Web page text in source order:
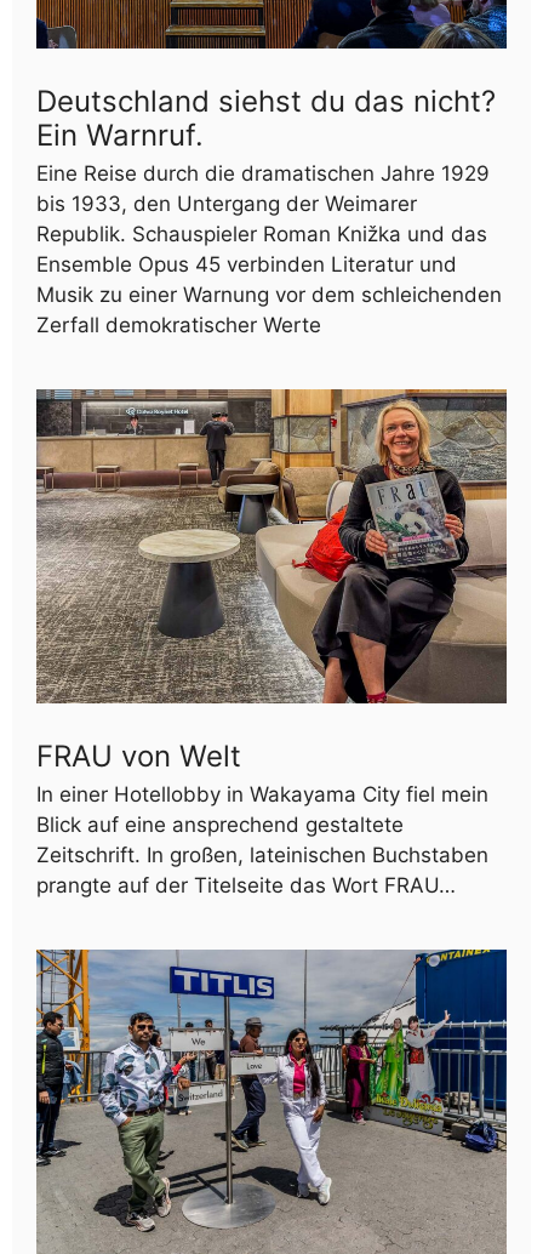
Deutschland siehst du das nicht?
Ein Warnruf.
Eine Reise durch die dramatischen Jahre 1929
bis 1933, den Untergang der Weimarer
Republik. Schauspieler Roman Knižka und das
Ensemble Opus 45 verbinden Literatur und
Musik zu einer Warnung vor dem schleichenden
Zerfall demokratischer Werte
FRAU von Welt
In einer Hotellobby in Wakayama City fiel mein
Blick auf eine ansprechend gestaltete
Zeitschrift. In großen, lateinischen Buchstaben
prangte auf der Titelseite das Wort FRAU…